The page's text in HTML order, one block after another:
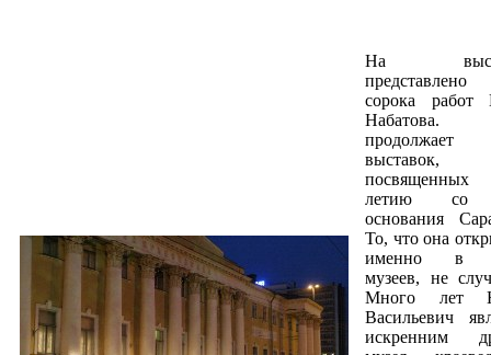
На
представлено
сорока работ
Набатова.
продолжает
выставок,
посвященных
летию со
основания
То, что она
именно в
музеев, не
Много лет
Васильевич
искренним